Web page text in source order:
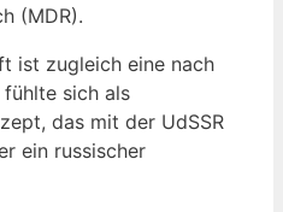
(MDR).
ist zugleich eine nach
sich als
das mit der UdSSR
ein russischer